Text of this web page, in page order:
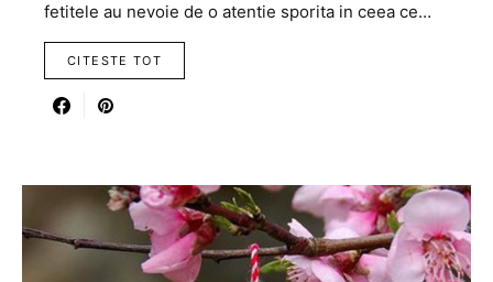
fetitele au nevoie de o atentie sporita in ceea ce…
CITESTE TOT